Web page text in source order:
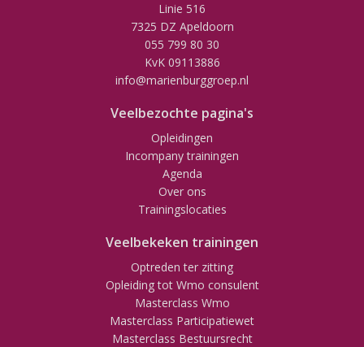
Linie 516
7325 DZ Apeldoorn
055 799 80 30
KvK 09113886
info@marienburggroep.nl
Veelbezochte pagina's
Opleidingen
Incompany trainingen
Agenda
Over ons
Trainingslocaties
Veelbekeken trainingen
Optreden ter zitting
Opleiding tot Wmo consulent
Masterclass Wmo
Masterclass Participatiewet
Masterclass Bestuursrecht